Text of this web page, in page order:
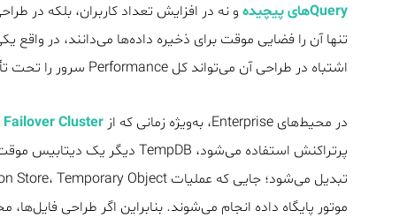
Queryهای پیچیده
اشتباه در طراحی آن می‌تواند کل Performance سرور را تحت تأثیر قرار دهد.
در محیط‌های Enterprise، به‌ویژه زمانی که از Failover Cluster